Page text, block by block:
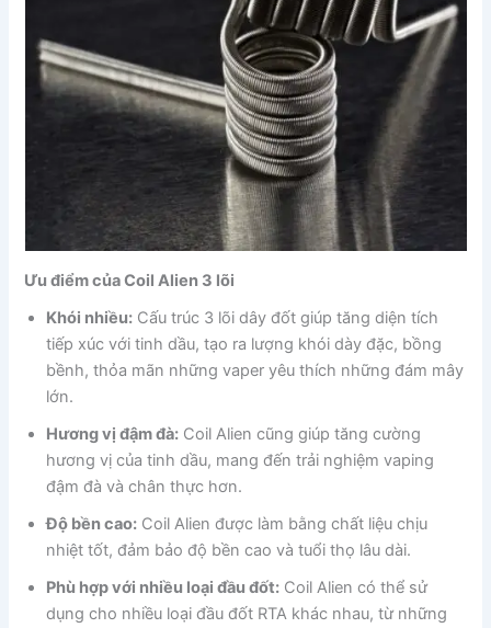
Ưu điểm của Coil Alien 3 lõi
Khói nhiều: Cấu trúc 3 lõi dây đốt giúp tăng diện tích
tiếp xúc với tinh dầu, tạo ra lượng khói dày đặc, bồng
bềnh, thỏa mãn những vaper yêu thích những đám mây
lớn.
Hương vị đậm đà: Coil Alien cũng giúp tăng cường
hương vị của tinh dầu, mang đến trải nghiệm vaping
đậm đà và chân thực hơn.
Độ bền cao: Coil Alien được làm bằng chất liệu chịu
nhiệt tốt, đảm bảo độ bền cao và tuổi thọ lâu dài.
Phù hợp với nhiều loại đầu đốt: Coil Alien có thể sử
dụng cho nhiều loại đầu đốt RTA khác nhau, từ những